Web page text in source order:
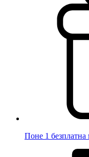
Поне 1 безплатна